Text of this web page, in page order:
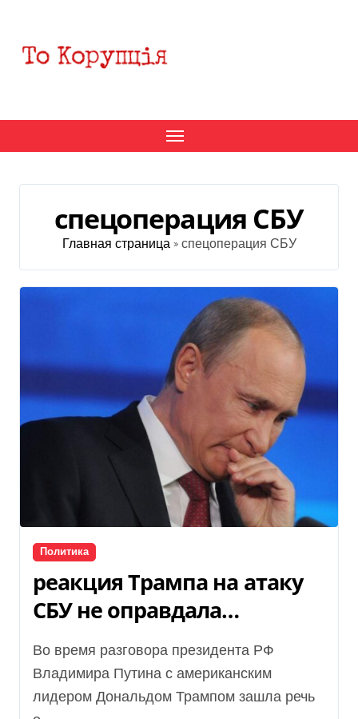
содержанию
спецоперация СБУ
Главная страница» спецоперация СБУ
Политика
реакция Трампа на атаку
СБУ не оправдала
ожиданий Кремля
Во время разговора президента РФ
Владимира Путина с американским
лидером Дональдом Трампом зашла речь